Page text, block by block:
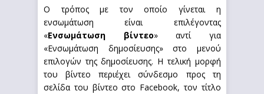
Ο τρόπος με τον οποίο γίνεται η
ενσωμάτωση είναι επιλέγοντας
«Ενσωμάτωση βίντεο» αντί για
«Ενσωμάτωση δημοσίευσης» στο μενού
επιλογών της δημοσίευσης. Η τελική μορφή
του βίντεο περιέχει σύνδεσμο προς τη
σελίδα του βίντεο στο Facebook, τον τίτλο